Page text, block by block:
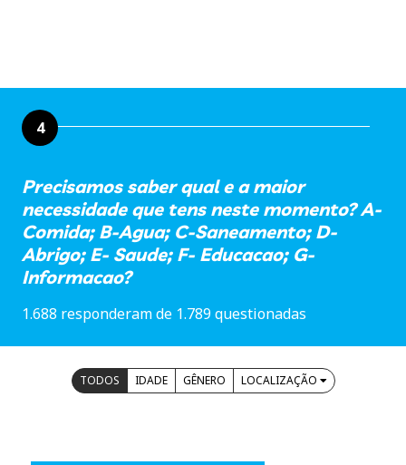
4
Precisamos saber qual e a maior
necessidade que tens neste momento? A-
Comida; B-Agua; C-Saneamento; D-
Abrigo; E- Saude; F- Educacao; G-
Informacao?
1.688 responderam de 1.789 questionadas
TODOS IDADE GÊNERO LOCALIZAÇÃO